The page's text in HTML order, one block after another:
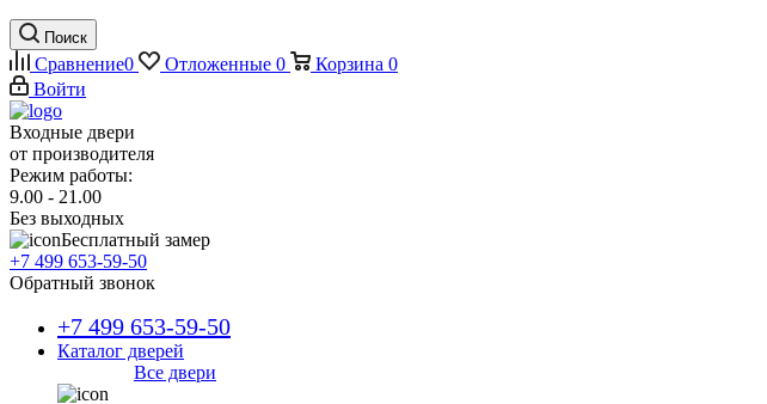
Поиск
Сравнение0 Отложенные 0 Корзина 0
Войти
Входные двери
от производителя
Режим работы:
9.00 - 21.00
Без выходных
Бесплатный замер
+7 499 653-59-50
Обратный звонок
+7 499 653-59-50
Каталог дверей
Все двери